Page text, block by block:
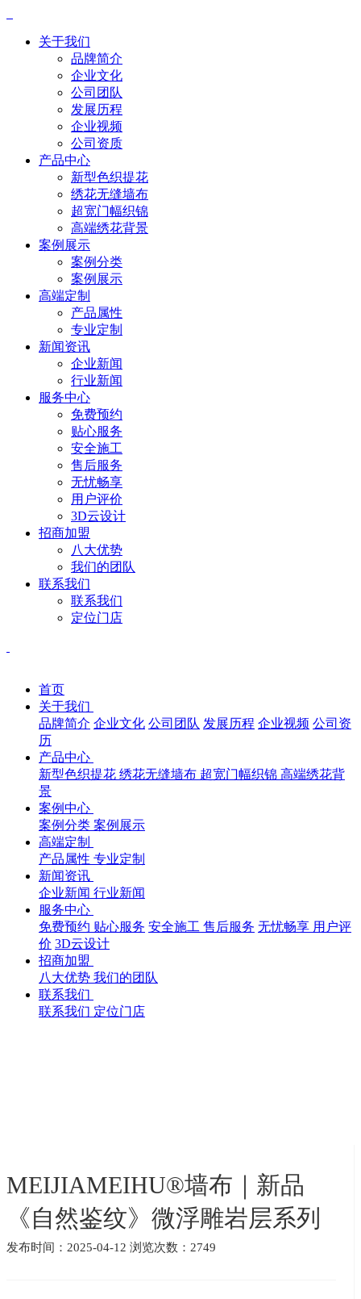
关于我们
品牌简介
企业文化
公司团队
发展历程
企业视频
公司资质
产品中心
新型色织提花
绣花无缝墙布
超宽门幅织锦
高端绣花背景
案例展示
案例分类
案例展示
高端定制
产品属性
专业定制
新闻资讯
企业新闻
行业新闻
服务中心
免费预约
贴心服务
安全施工
售后服务
无忧畅享
用户评价
3D云设计
招商加盟
八大优势
我们的团队
联系我们
联系我们
定位门店
首页
关于我们
品牌简介 企业文化 公司团队 发展历程 企业视频 公司资
历
产品中心
新型色织提花 绣花无缝墙布 超宽门幅织锦 高端绣花背
景
案例中心
案例分类 案例展示
高端定制
产品属性 专业定制
新闻资讯
企业新闻 行业新闻
服务中心
免费预约 贴心服务 安全施工 售后服务 无忧畅享 用户评
价 3D云设计
招商加盟
八大优势 我们的团队
联系我们
联系我们 定位门店
MEIJIAMEIHU®墙布｜新品
《自然鉴纹》微浮雕岩层系列
发布时间：2025-04-12 浏览次数：2749